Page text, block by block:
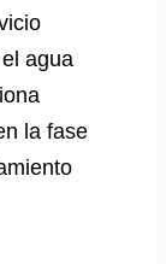
agua
la fase